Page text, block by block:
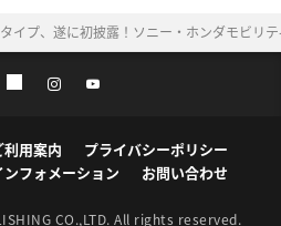
イプ、遂に初披露！ソニー・ホンダモビリ
利用案内
プライバシーポリシー
ンフォメーション お問い合わせ
CO.,LTD. All rights reserved.